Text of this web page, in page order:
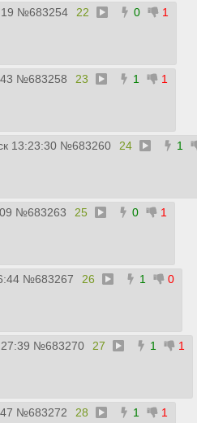
№683254 22 0 1
№683258 23 1 1
13:23:30 №683260 24 1
№683263 25 0 1
№683267 26 1 0
№683270 27 1 1
№683272 28 1 1